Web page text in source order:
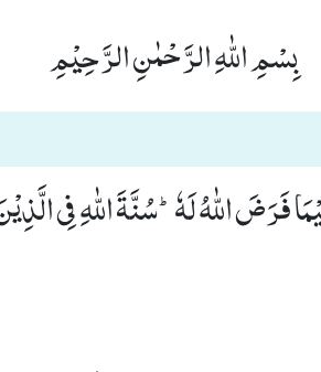
بِسْمِ اللّٰهِ الرَّحْمٰنِ الرَّحِیْمِ
فَرَضَ اللّٰهُ لَهٗؕ-سُنَّةَ اللّٰهِ فِی